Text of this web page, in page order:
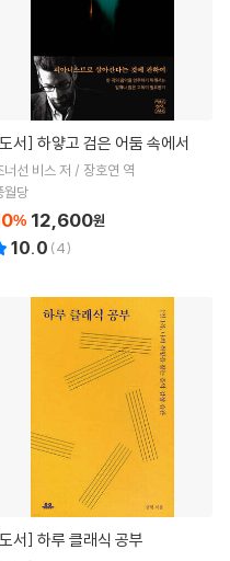
서] 하얗고 검은 어둠 속에서
너선 비스 저 / 장호연 역
월당
% 12,600원
10.0 (4)
서] 하루 클래식 공부